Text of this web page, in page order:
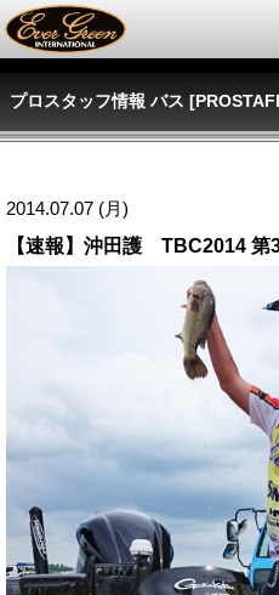
プロスタッフ情報 バス
2014.07.07 (月)
【速報】沖田護 TBC2014 第3